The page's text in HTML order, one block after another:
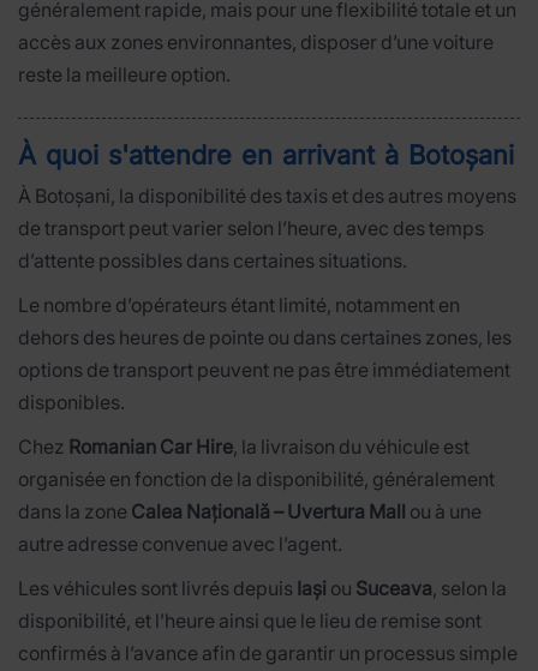
généralement rapide, mais pour une flexibilité totale et un
accès aux zones environnantes, disposer d’une voiture
reste la meilleure option.
À quoi s'attendre en arrivant à Botoșani
À Botoșani, la disponibilité des taxis et des autres moyens
de transport peut varier selon l’heure, avec des temps
d’attente possibles dans certaines situations.
Le nombre d’opérateurs étant limité, notamment en
dehors des heures de pointe ou dans certaines zones, les
options de transport peuvent ne pas être immédiatement
disponibles.
Chez Romanian Car Hire, la livraison du véhicule est
organisée en fonction de la disponibilité, généralement
dans la zone Calea Națională – Uvertura Mall ou à une
autre adresse convenue avec l’agent.
Les véhicules sont livrés depuis Iași ou Suceava, selon la
disponibilité, et l’heure ainsi que le lieu de remise sont
confirmés à l’avance afin de garantir un processus simple